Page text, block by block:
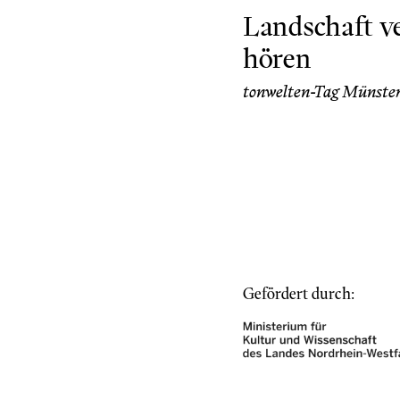
Landschaft
hören
tonwelten-Tag
Gefördert durch: